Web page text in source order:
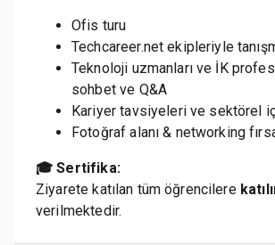
Ofis turu
Techcareer.net ekipleriyle
Teknoloji uzmanları ve İK
sohbet ve Q&A
Kariyer tavsiyeleri ve sektörel
Fotoğraf alanı & networking
🎓 Sertifika:
Ziyarete katılan tüm öğrencilere
verilmektedir.